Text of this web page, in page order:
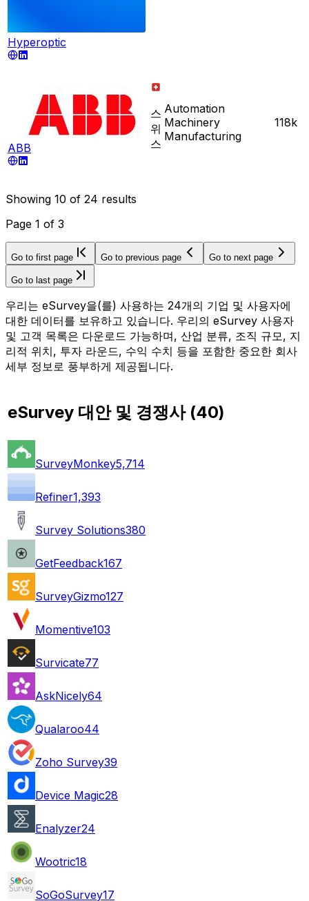
Hyperoptic
ABB
스
위
스
Automation
Machinery
Manufacturing
118k
Showing 10 of 24 results
Page 1 of 3
Go to first page Go to previous page Go to next page
Go to last page
우리는 eSurvey을(를) 사용하는 24개의 기업 및 사용자에
대한 데이터를 보유하고 있습니다. 우리의 eSurvey 사용자
및 고객 목록은 다운로드 가능하며, 산업 분류, 조직 규모, 지
리적 위치, 투자 라운드, 수익 수치 등을 포함한 중요한 회사
세부 정보로 풍부하게 제공됩니다.
eSurvey 대안 및 경쟁사(40)
SurveyMonkey5,714
Refiner1,393
Survey Solutions380
GetFeedback167
SurveyGizmo127
Momentive103
Survicate77
AskNicely64
Qualaroo44
Zoho Survey39
Device Magic28
Enalyzer24
Wootric18
SoGoSurvey17